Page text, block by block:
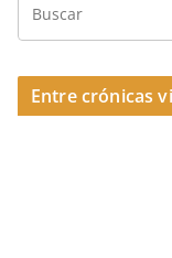
o
k
Entre crónicas